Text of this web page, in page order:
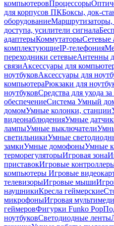
компьютеровПроцессоры
для корпусов ПКБоксы, док-
оборудование
доступа, усилители сигнала
адаптерыКоммутаторыСетевые
комплектующиеIP-телефония
переходники сетевыеАнтенны
связиАксессуары для
ноутбуковАксессуары для
компьютераРюкзаки для
ноутбуковСредства для ухода
обеспечениеСистема Умный
домомУмные колонки, станции
видеонаблюденияУмные
лампыУмные выключатели
светильникиУмные
замкиУмные домофоныУмные
терморегуляторыИгровая зона
приставокИгровые
компьютеры Игровые
телевизорыИгровые мыши
наушникиКресла геймерские
микрофоныИгровая
геймеровФигурки Funko Pop
ноутбуковСветодиодные ленты